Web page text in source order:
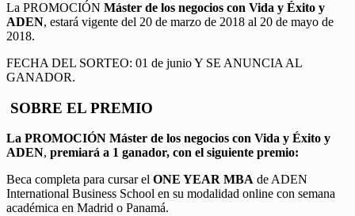
La PROMOCIÓN Máster de los negocios con Vida y Éxito y
ADEN, estará vigente del 20 de marzo de 2018 al 20 de mayo de
2018.
FECHA DEL SORTEO: 01 de junio Y SE ANUNCIA AL
GANADOR.
SOBRE EL PREMIO
La PROMOCIÓN Máster de los negocios con Vida y Éxito y
ADEN, premiará a 1 ganador, con el siguiente premio:
Beca completa para cursar el ONE YEAR MBA de ADEN
International Business School en su modalidad online con semana
académica en Madrid o Panamá.